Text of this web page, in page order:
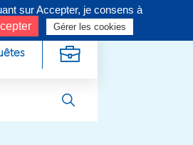
sur Accepter, je consens à
Gérer les cookies